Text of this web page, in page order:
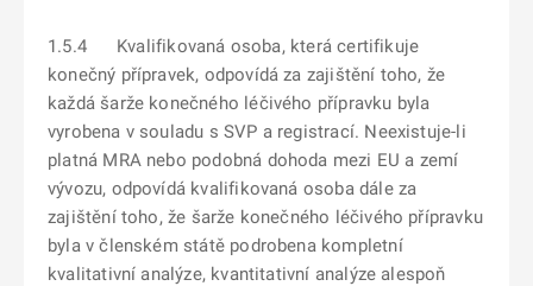
1.5.4 Kvalifikovaná osoba, která certifikuje
konečný přípravek, odpovídá za zajištění toho, že
každá šarže konečného léčivého přípravku byla
vyrobena v souladu s SVP a registrací. Neexistuje-li
platná MRA nebo podobná dohoda mezi EU a zemí
vývozu, odpovídá kvalifikovaná osoba dále za
zajištění toho, že šarže konečného léčivého přípravku
byla v členském státě podrobena kompletní
kvalitativní analýze, kvantitativní analýze alespoň